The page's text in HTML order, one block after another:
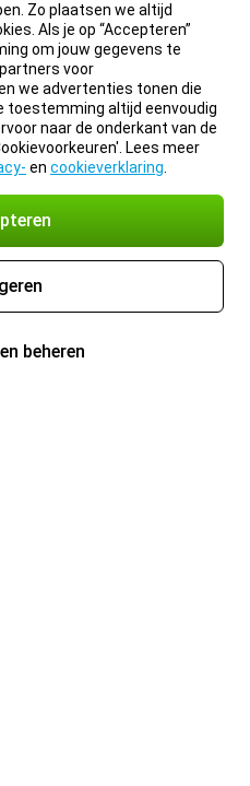
Zo plaatsen we altijd
Als je op “Accepteren”
om jouw gegevens te
voor
we advertenties tonen die
toestemming altijd eenvoudig
naar de onderkant van de
Lees meer
en cookieverklaring
beheren